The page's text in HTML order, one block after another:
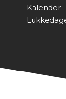
Kalender